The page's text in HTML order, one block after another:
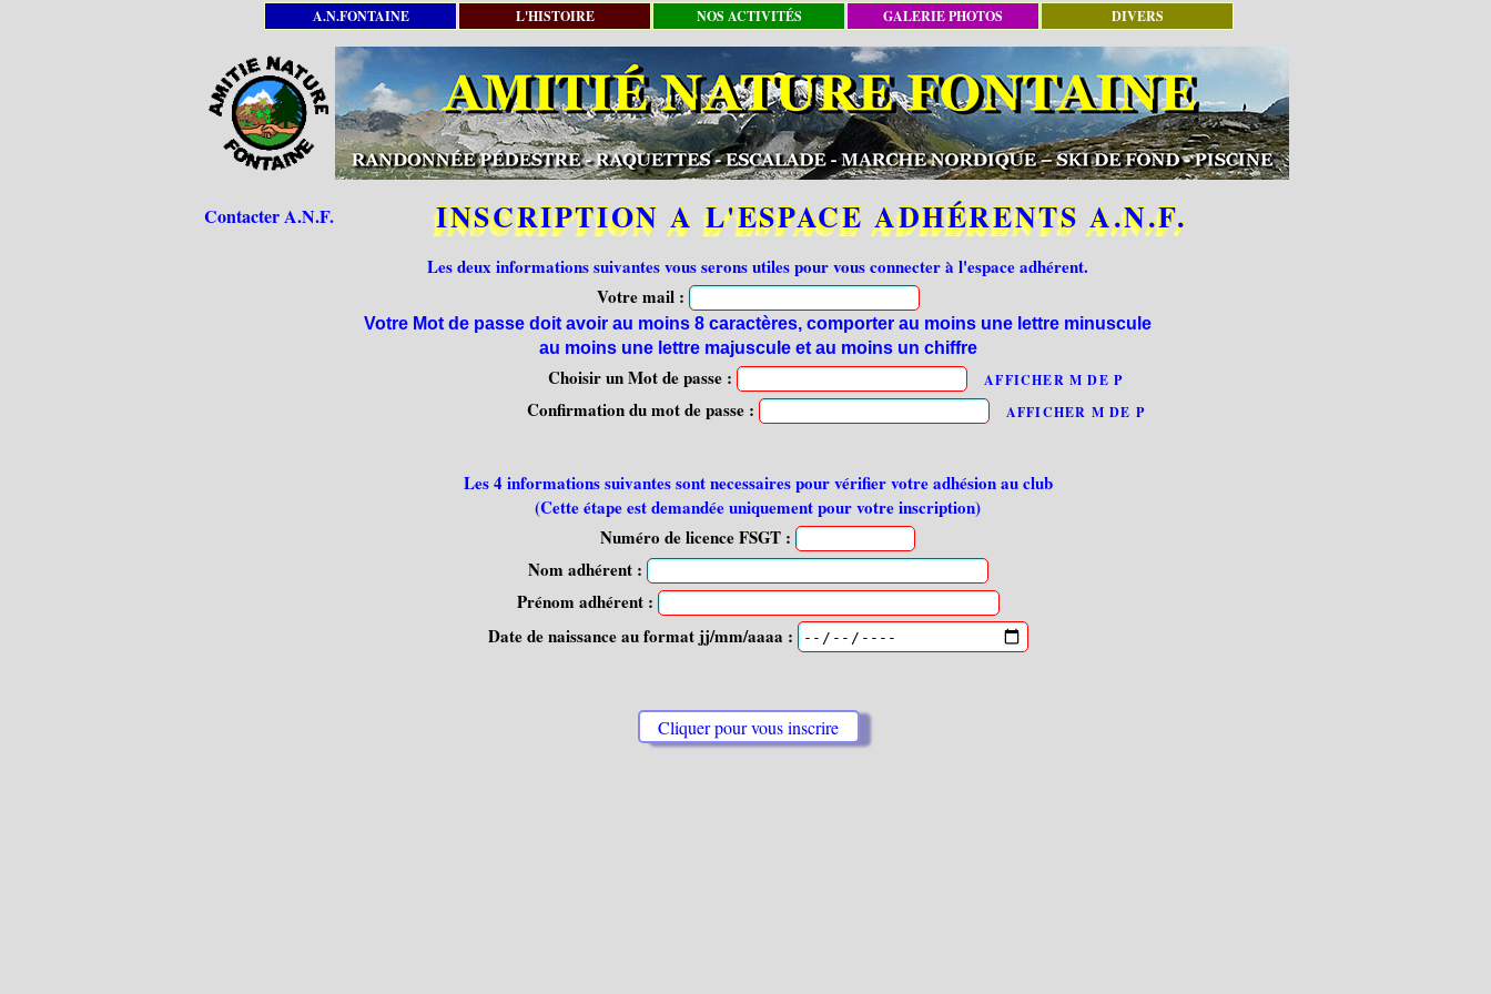
A.N.FONTAINE L'HISTOIRE NOS ACTIVITÉS GALERIE PHOTOS DIVERS
Contacter A.N.F. INSCRIPTION A L'ESPACE ADHÉRENTS A.N.F.
Les deux informations suivantes vous serons utiles pour vous connecter à l'espace adhérent.
Votre mail :
Votre Mot de passe doit avoir au moins 8 caractères, comporter au moins une lettre minuscule
au moins une lettre majuscule et au moins un chiffre
Choisir un Mot de passe : AFFICHER M DE P
Confirmation du mot de passe : AFFICHER M DE P
Les 4 informations suivantes sont necessaires pour vérifier votre adhésion au club
(Cette étape est demandée uniquement pour votre inscription)
Numéro de licence FSGT :
Nom adhérent :
Prénom adhérent :
Date de naissance au format jj/mm/aaaa :